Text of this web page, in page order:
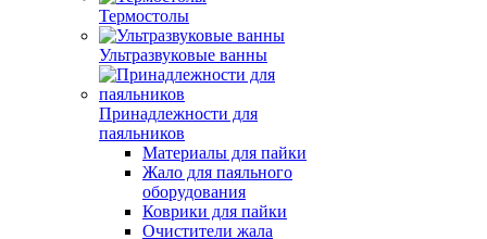
Термостолы
Ультразвуковые ванны
Принадлежности для
паяльников
Материалы для пайки
Жало для паяльного
оборудования
Коврики для пайки
Очистители жала